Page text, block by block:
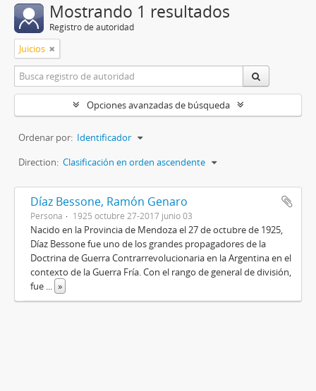
Mostrando 1 resultados
Registro de autoridad
Juicios
Opciones avanzadas de búsqueda
Ordenar por: Identificador
Direction: Clasificación en orden ascendente
Díaz Bessone, Ramón Genaro
Persona 1925 octubre 27-2017 junio 03
Nacido en la Provincia de Mendoza el 27 de octubre de 1925,
Díaz Bessone fue uno de los grandes propagadores de la
Doctrina de Guerra Contrarrevolucionaria en la Argentina en el
contexto de la Guerra Fría. Con el rango de general de división,
fue ... »